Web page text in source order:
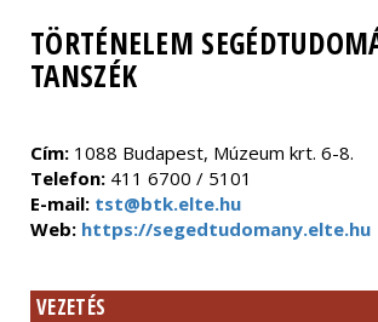
TÖRTÉNELEM
TANSZÉK
Cím: 1088 Budapest, Múzeum krt. 6-8.
Telefon: 411 6700 / 5101
E-mail: tst@btk.elte.hu
Web: https://segedtudomany.elte.hu
VEZETÉS